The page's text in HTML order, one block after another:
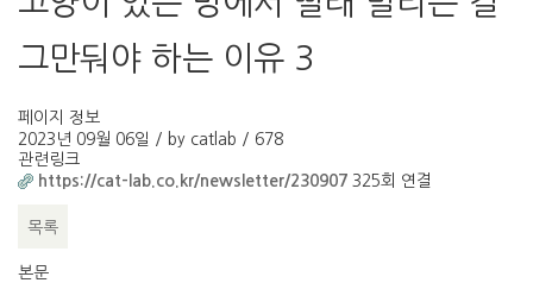
그만둬야 하는 이유 3
페이지 정보
2023년 09월 06일 / by catlab / 678
관련링크
https://cat-lab.co.kr/newsletter/230907 325회 연결
목록
본문